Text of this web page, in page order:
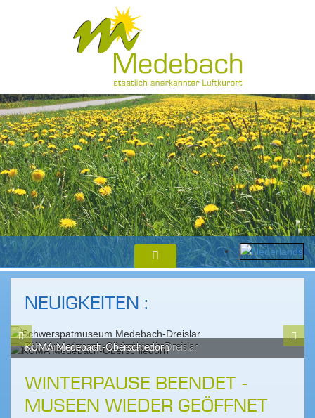
NEUIGKEITEN :
Schwerspatmuseum Medebach-Dreislar
KUMA Medebach-Oberschledorn
WINTERPAUSE BEENDET -
MUSEEN WIEDER GEÖFFNET